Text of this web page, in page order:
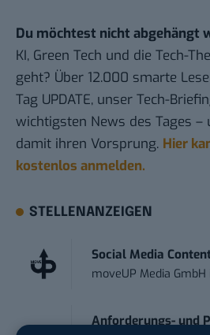
Du möchtest nicht abgehängt
KI, Green Tech und die Tech-
geht? Über 12.000 smarte
Tag UPDATE, unser Tech-
wichtigsten News des Tages –
damit ihren Vorsprung. Hier
kostenlos anmelden.
STELLENANZEIGEN
Social Media
moveUP Media GmbH
Anforderungs- und